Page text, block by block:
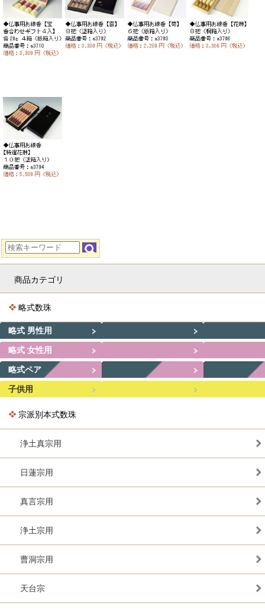
商品カテゴリ
略式数珠
略式 男性用
略式 女性用
略式ペア
子供用
宗派別本式数珠
浄土真宗用
日蓮宗用
真言宗用
浄土宗用
曹洞宗用
天台宗